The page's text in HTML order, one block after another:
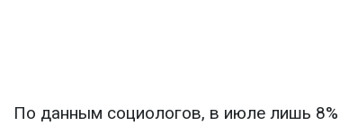
По данным социологов, в июле лишь